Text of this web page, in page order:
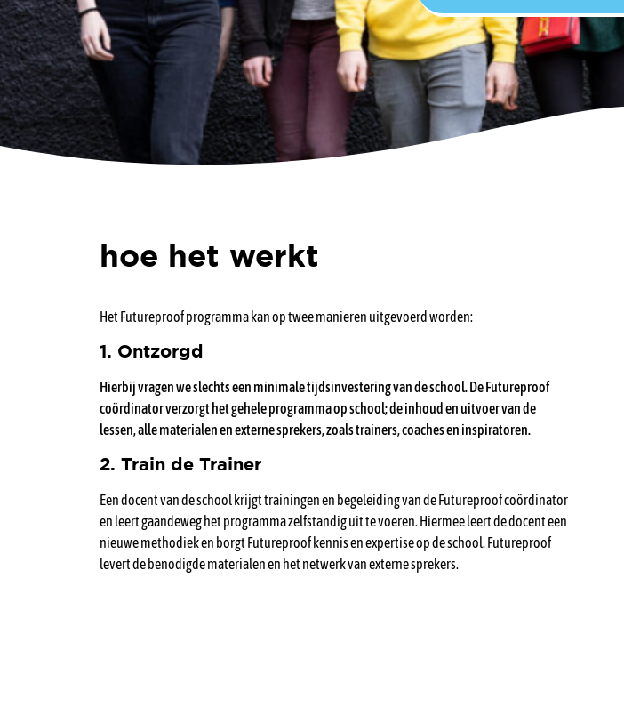
hoe het werkt
Het Futureproof programma kan op twee manieren uitgevoerd worden:
1. Ontzorgd
Hierbij vragen we slechts een minimale tijdsinvestering van de school. De Futureproof
coördinator verzorgt het gehele programma op school; de inhoud en uitvoer van de
lessen, alle materialen en externe sprekers, zoals trainers, coaches en inspiratoren.
2. Train de Trainer
Een docent van de school krijgt trainingen en begeleiding van de Futureproof coördinator
en leert gaandeweg het programma zelfstandig uit te voeren. Hiermee leert de docent een
nieuwe methodiek en borgt Futureproof kennis en expertise op de school. Futureproof
levert de benodigde materialen en het netwerk van externe sprekers.